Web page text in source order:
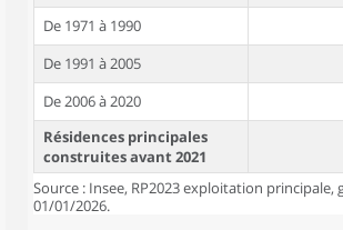
De 1971 à 1990
De 1991 à 2005
De 2006 à 2020
Résidences principales
construites avant 2021
Source : Insee, RP2023 exploitation principale,
01/01/2026.